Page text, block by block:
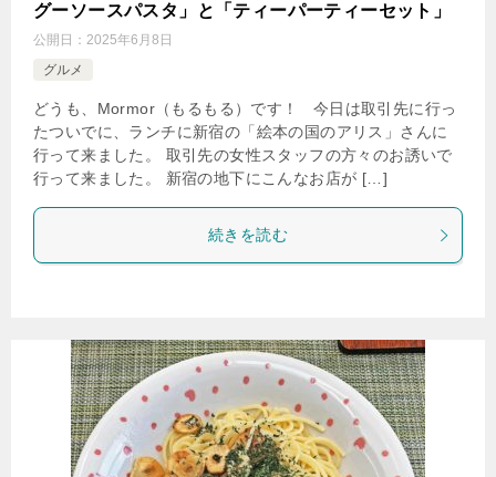
グーソースパスタ」と「ティーパーティーセット」
公開日： 2025年6月8日
グルメ
どうも、Mormor（もるもる）です！ 今日は取引先に行っ
たついでに、ランチに新宿の「絵本の国のアリス」さんに
行って来ました。 取引先の女性スタッフの方々のお誘いで
行って来ました。 新宿の地下にこんなお店が […]
続きを読む